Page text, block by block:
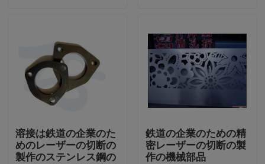
ニュース
場合
アルミピザパン
溶接は鉄道の企業のた
めのレーザーの切断の
製作のステンレス鋼の
鉄道の企業のための精
密レーザーの切断の製
作の機械部品